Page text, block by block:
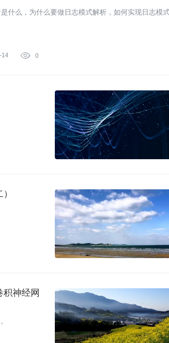
什么，为什么要做日志模式解析，如何实现日志模
14  0
神经网